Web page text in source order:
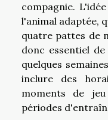
compagnie.
l'animal adaptée,
quatre pattes de
donc essentiel
quelques
inclure des
moments de
périodes